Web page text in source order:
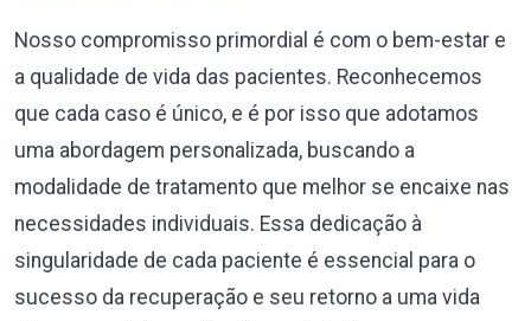
Nosso compromisso primordial é com o bem-estar e
a qualidade de vida das pacientes. Reconhecemos
que cada caso é único, e é por isso que adotamos
uma abordagem personalizada, buscando a
modalidade de tratamento que melhor se encaixe nas
necessidades individuais. Essa dedicação à
singularidade de cada paciente é essencial para o
sucesso da recuperação e seu retorno a uma vida